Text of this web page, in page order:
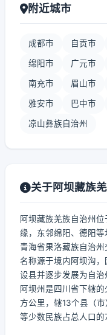
附近城市
成都市 自贡市
绵阳市 广元市
南充市 眉山市
雅安市 巴中市
凉山彝族自治州
关于阿坝藏族
阿坝藏族羌族自治州
缘，东邻绵阳、德阳
青海省果洛藏族自治
名称源于境内阿坝沟，
设县并逐步发展为自治
阿坝州是四川省下辖
方公里，辖13个县（
等少数民族占总人口的